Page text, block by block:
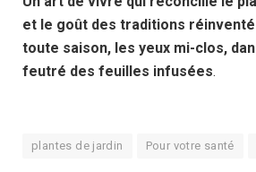
et le goût des traditions
toute saison, les yeux mi-clos,
feutré des feuilles infusées.
plantes de jardin Pour votre santé